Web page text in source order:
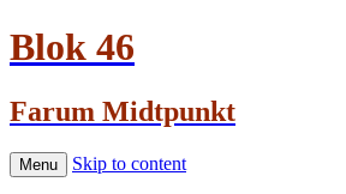
Blok 46
Farum Midtpunkt
Menu Skip to content